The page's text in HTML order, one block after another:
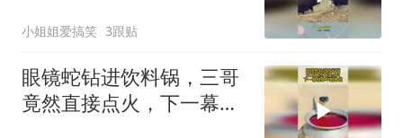
小姐姐爱搞笑 3跟贴
眼镜蛇钻进饮料锅，三哥
竟然直接点火，下一幕根